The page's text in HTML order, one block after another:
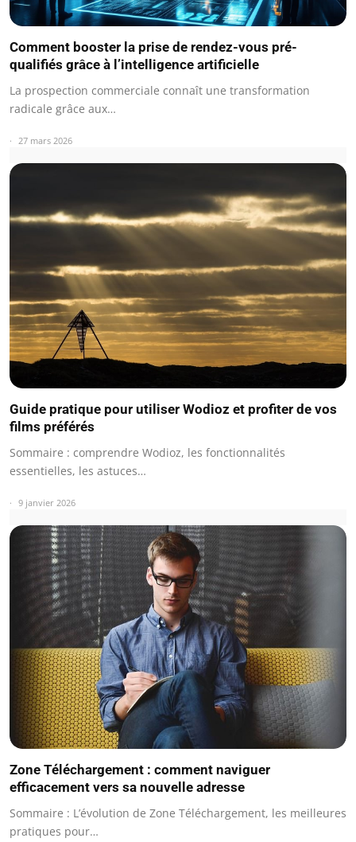
Comment booster la prise de rendez-vous pré-
qualifiés grâce à l’intelligence artificielle
La prospection commerciale connaît une transformation
radicale grâce aux…
27 mars 2026
Guide pratique pour utiliser Wodioz et profiter de vos
films préférés
Sommaire : comprendre Wodioz, les fonctionnalités
essentielles, les astuces…
9 janvier 2026
Zone Téléchargement : comment naviguer
efficacement vers sa nouvelle adresse
Sommaire : L’évolution de Zone Téléchargement, les meilleures
pratiques pour…